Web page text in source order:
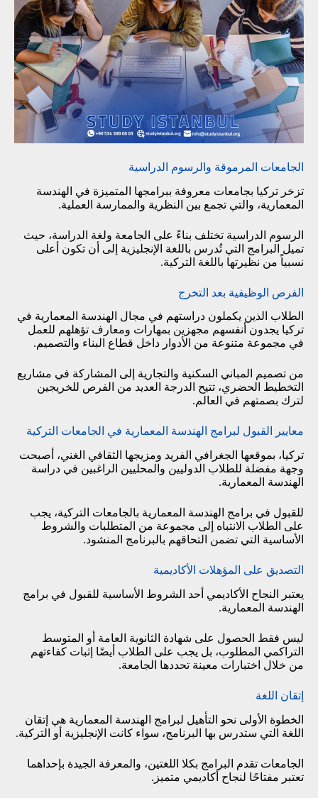
الجامعات المرموقة والرسوم الدراسية
تزخر تركيا بجامعات معروفة ببرامجها المتميزة في الهندسة
المعمارية، والتي تجمع بين النظرية والممارسة العملية.
الرسوم الدراسية تختلف بناءً على الجامعة ولغة الدراسة، حيث
تميل البرامج التي تُدرس باللغة الإنجليزية إلى أن تكون أعلى
نسبياً من نظيرتها باللغة التركية.
الفرص الوظيفية بعد التخرج
الطلاب الذين يكملون دراستهم في مجال الهندسة المعمارية في
تركيا يجدون أنفسهم مجهزين بمهارات ومعارف تؤهلهم للعمل
في مجموعة متنوعة من الأدوار داخل قطاع البناء والتصميم.
من تصميم المباني السكنية والتجارية إلى المشاركة في مشاريع
التخطيط الحضري، تتيح الدرجة العديد من الفرص للخريجين
لترك بصمتهم في العالم.
معايير القبول لبرامج الهندسة المعمارية في الجامعات التركية
تركيا، بموقعها الجغرافي الفريد ومزيجها الثقافي الغني، أصبحت
وجهة مفضلة للطلاب الدوليين والمحليين الراغبين في دراسة
الهندسة المعمارية.
للقبول في برامج الهندسة المعمارية بالجامعات التركية، يجب
على الطلاب الانتباه إلى مجموعة من المتطلبات والشروط
الأساسية التي تضمن التحاقهم بالبرنامج المنشود.
التصديق على المؤهلات الأكاديمية
يعتبر النجاح الأكاديمي أحد الشروط الأساسية للقبول في برامج
الهندسة المعمارية.
ليس فقط الحصول على شهادة الثانوية العامة أو المتوسط
التراكمي المطلوب، بل يجب على الطلاب أيضًا إثبات كفاءتهم
من خلال اختبارات معينة تحددها الجامعة.
إتقان اللغة
الخطوة الأولى نحو التأهيل لبرامج الهندسة المعمارية هي إتقان
اللغة التي ستدرس بها البرنامج، سواء كانت الإنجليزية أو التركية.
الجامعات تقدم البرامج بكلا اللغتين، والمعرفة الجيدة بإحداهما
تعتبر مفتاحًا لنجاح أكاديمي متميز.